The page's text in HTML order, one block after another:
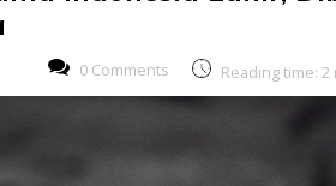
0 Comments Reading time: 2